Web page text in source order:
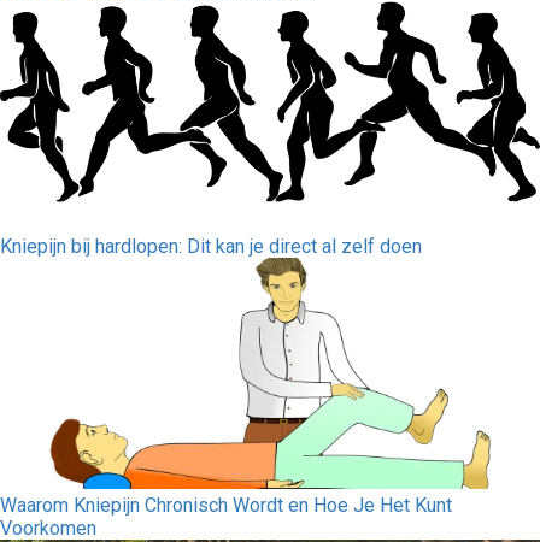
Kniepijn bij hardlopen: Dit kan je direct al zelf doen
Waarom Kniepijn Chronisch Wordt en Hoe Je Het Kunt
Voorkomen